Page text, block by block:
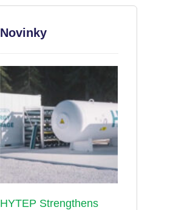
Novinky
HYTEP Strengthens